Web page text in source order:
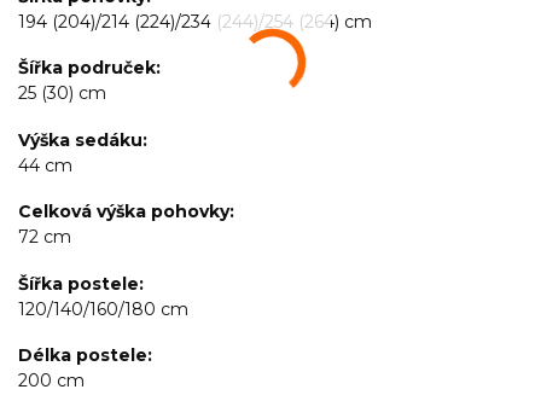
194 (204)/214 (224)/234 (244)/254 (264) cm
Šířka područek
25 (30) cm
Výška sedáku
44 cm
Celková výška pohovky
72 cm
Šířka postele
120/140/160/180 cm
Délka postele
200 cm